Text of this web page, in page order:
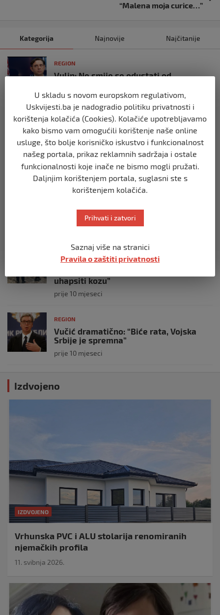
“Malena moja curice…”
Kategorija Najnovije Najčitanije
REGION
Vulin: Ne smije se odustati od
prije 10 mjeseci
REGION
Mira se dvadeseti put cijepila protiv
gripe: ‘Zato da ne budem bolesna’
prije 10 mjeseci
REGION
Predsjednik Srbije Aleksandar Vučić
Halidu
prije 10 mjeseci
REGION
Koza ogrebala dijete u zoološkom vrtu,
uhapsiti kozu”
prije 10 mjeseci
REGION
Vučić dramatično: “Biće rata, Vojska
Srbije je spremna”
prije 10 mjeseci
Izdvojeno
IZDVOJENO
Vrhunska PVC i ALU stolarija renomiranih
njemačkih profila
11. svibnja 2026.
U skladu s novom europskom regulativom,
Uskvijesti.ba je nadogradio politiku privatnosti i
korištenja kolačića (Cookies). Kolačiće upotrebljavamo
kako bismo vam omogućili korištenje naše online
usluge, što bolje korisničko iskustvo i funkcionalnost
našeg portala, prikaz reklamnih sadržaja i ostale
funkcionalnosti koje inače ne bismo mogli pružati.
Daljnjim korištenjem portala, suglasni ste s
korištenjem kolačića.
Prihvati i zatvori
Saznaj više na stranici
Pravila o zaštiti privatnosti